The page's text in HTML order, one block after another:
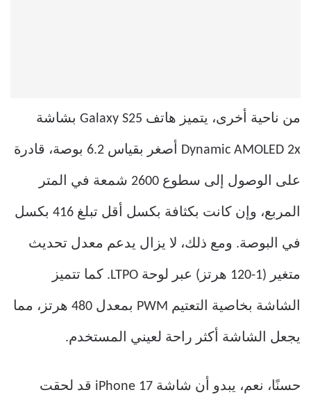
من ناحية أخرى، يتميز هاتف Galaxy S25 بشاشة
Dynamic AMOLED 2x أصغر بقياس 6.2 بوصة، قادرة
على الوصول إلى سطوع 2600 شمعة في المتر
المربع، وإن كانت بكثافة بكسل أقل تبلغ 416 بكسل
في البوصة. ومع ذلك، لا يزال يدعم معدل تحديث
متغير (1-120 هرتز) عبر لوحة LTPO. كما تتميز
الشاشة بخاصية التعتيم PWM بمعدل 480 هرتز، مما
يجعل الشاشة أكثر راحة لعيني المستخدم.
حسنًا، نعم، يبدو أن شاشة iPhone 17 قد لحقت